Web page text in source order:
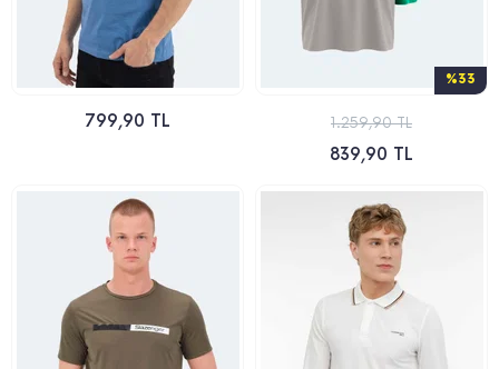
799,90 TL
%33
1.259,90 TL
839,90 TL